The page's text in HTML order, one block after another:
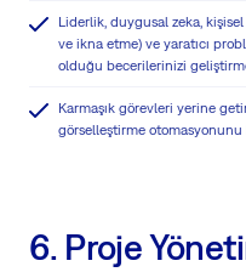
Liderlik, duygusal zeka,
ve ikna etme) ve yaratıcı
olduğu becerilerinizi
Karmaşık görevleri yerine
görselleştirme
6. Proje